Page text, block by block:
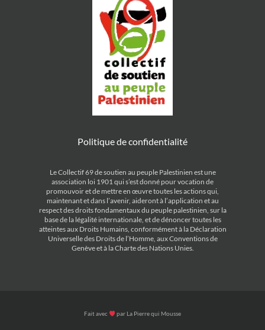
Politique de confidentialité
Le Collectif 69 de soutien au peuple Palestinien est une
association loi 1901 qui s’est donné pour vocation de
promouvoir et de mettre en œuvre toutes les actions qui,
maintenant et dans l’avenir, aideront à l’application et au
respect des droits fondamentaux du peuple palestinien, sur la
base de la légalité internationale, et de dénoncer toutes les
atteintes aux Droits Humains, conformément à la Déclaration
Universelle des Droits de l’Homme, aux Conventions de
Genève et à la Charte des Nations Unies.
Fait avec par La Pierre qui Mousse